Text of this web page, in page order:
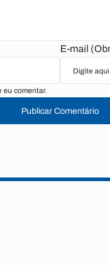
E-mail
eu comentar.
Publicar Comentário